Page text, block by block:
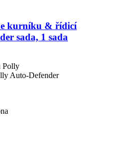
kurníku & řídicí
sada, 1 sada
Polly
Auto-Defender